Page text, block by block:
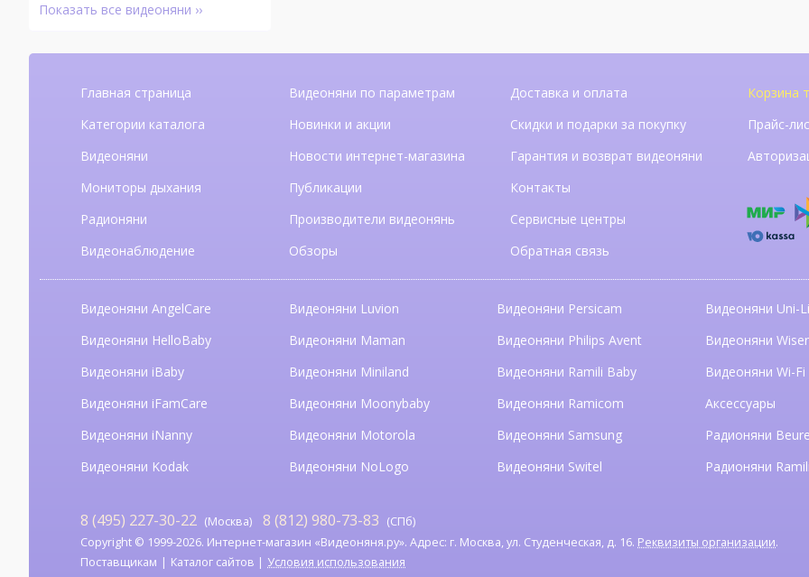
Показать все видеоняни ››
Главная страница
Категории каталога
Видеоняни
Мониторы дыхания
Радионяни
Видеонаблюдение
Видеоняни по параметрам
Новинки и акции
Новости интернет-магазина
Публикации
Производители видеонянь
Обзоры
Доставка и оплата
Скидки и подарки за покупку
Гарантия и возврат видеоняни
Контакты
Сервисные центры
Обратная связь
Корзина
Прайс-
Видеоняни AngelCare
Видеоняни HelloBaby
Видеоняни iBaby
Видеоняни iFamCare
Видеоняни iNanny
Видеоняни Kodak
Видеоняни Luvion
Видеоняни Maman
Видеоняни Miniland
Видеоняни Moonybaby
Видеоняни Motorola
Видеоняни NoLogo
Видеоняни Persicam
Видеоняни Philips Avent
Видеоняни Ramili Baby
Видеоняни Ramicom
Видеоняни Samsung
Видеоняни Switel
Видеоняни Uni-
Видеоняни
Видеоняни Wi-Fi
Аксессуары
Радионяни
Радионяни Ramili
8 (495) 227-30-22 (Москва) 8 (812) 980-73-83 (СПб)
Copyright © 1999-2026. Интернет-магазин «Видеоняня.ру». Адрес: г. Москва, ул. Студенческая, д. 16. Реквизиты организации.
Поставщикам
Каталог сайтов Условия использования